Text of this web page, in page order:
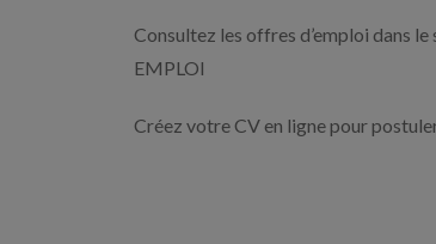
Consultez les offres d’emploi dans
EMPLOI
Créez votre CV en ligne pour